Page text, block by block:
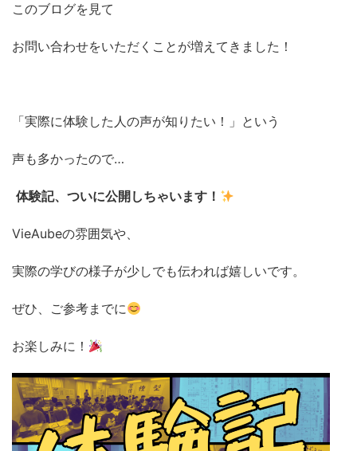
このブログを見て
お問い合わせをいただくことが増えてきました！
「実際に体験した人の声が知りたい！」という
声も多かったので…
体験記、ついに公開しちゃいます！
VieAubeの雰囲気や、
実際の学びの様子が少しでも伝われば嬉しいです。
ぜひ、ご参考までに
お楽しみに！